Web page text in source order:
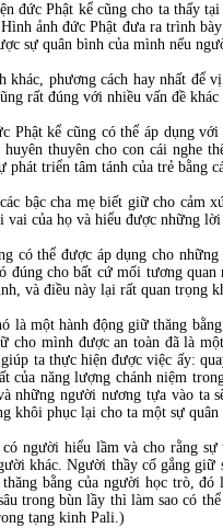
đức Phật kể cũng cho ta thấy
ảnh đức Phật đưa ra trình
sự quân bình của mình nếu
khác, phương cách hay nhất để
rất đúng với nhiều vấn đề
Phật kể cũng có thể áp dụng
huyên thuyên cho con cái nghe
phát triển tâm tánh của trẻ bằng
bậc cha mẹ biết giữ cho cảm
vai của họ và hiểu được những lời
có thể được áp dụng cho
đúng cho bất cứ mối tương
và điều này lại rất quan trọng
là một hành động giữ thăng
cho mình được an toàn đã là
ta thực hiện được việc ấy:
của năng lượng chánh niệm
những người nương tựa vào ta
khôi phục lại cho ta một sự quân
có người hiểu lầm và cho rằng
khác. Người thầy cố gắng giữ
thăng bằng của người học trò,
trong bùn lầy thì làm sao có
tạng kinh Pali.)